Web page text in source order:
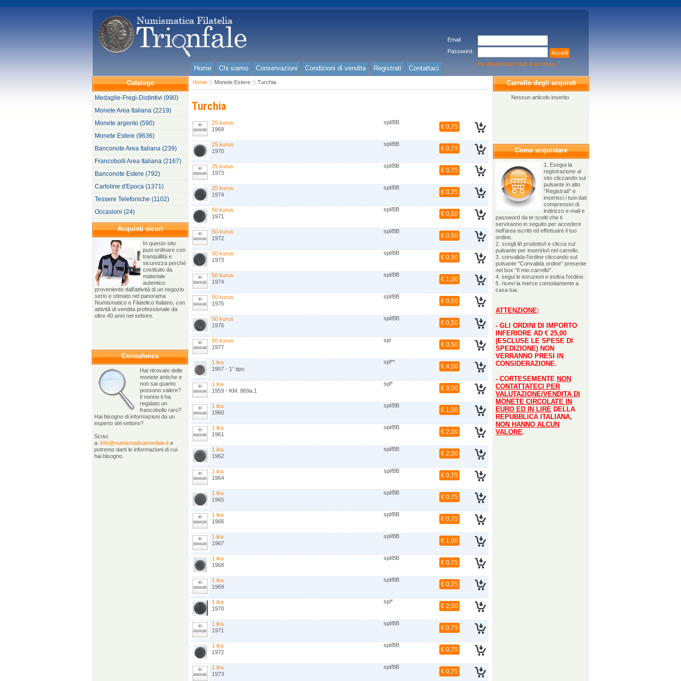
Email
Password
Accedi
Ha dimenticato i dati di accesso ?
Home Chi siamo Conservazioni Condizioni di vendita Registrati
Contattaci
Catalogo
Medaglie-Fregi-Distintivi (990)
Monete Area Italiana (2219)
Monete argento (590)
Monete Estere (9636)
Banconote Area Italiana (239)
Francobolli Area Italiana (2167)
Banconote Estere (792)
Cartoline d'Epoca (1371)
Tessere Telefoniche (1102)
Occasioni (24)
Acquisti sicuri
In questo sito
puoi ordinare con
tranquillità e
sicurezza perchè
costituito da
materiale
autentico
proveniente dall'attività di un negozio
serio e stimato nel panorama
Numismatico e Filatelico Italiano, con
attività di vendita professionale da
oltre 40 anni nel settore.
Consulenza
Hai ritrovato delle
monete antiche e
non sai quanto
possono valere?
Il nonno ti ha
regalato un
francobollo raro?
Hai bisogno di informazioni da un
esperto del settore?
Scrivi
a: info@numismaticatrionfale.it e
potremo darti le informazioni di cui
hai bisogno.
Carrello degli acquisti
Nessun articolo inserito
Come acquistare
1. Esegui la
registrazione al
sito cliccando sul
pulsante in alto
"Registrati" e
inserisci i tuoi dati
comprensivi di
indirizzo e-mail e
password da te scelti che ti
serviranno in seguito per accedere
nell'area iscritti ed effettuare il tuo
ordine.
2. scegli il/i prodotto/i e clicca sul
pulsante per inserirlo/i nel carrello.
3. convalida l'ordine cliccando sul
pulsante "Convalida ordine" presente
nel box "Il mio carrello".
4. segui le istruzioni e inoltra l'ordine.
5. ricevi la merce comodamente a
casa tua.
ATTENZIONE:
- GLI ORDINI DI IMPORTO
INFERIORE AD € 25,00
(ESCLUSE LE SPESE DI
SPEDIZIONE) NON
VERRANNO PRESI IN
CONSIDERAZIONE.
- CORTESEMENTE NON
CONTATTATECI PER
VALUTAZIONE/VENDITA DI
MONETE CIRCOLATE IN
EURO ED IN LIRE DELLA
REPUBBLICA ITALIANA,
NON HANNO ALCUN
VALORE.
Home Monete Estere Turchia
Turchia
25 kurus
spl/BB
1969
€ 0,75
25 kurus
spl/BB
1970
€ 0,75
25 kurus
spl/BB
1973
€ 0,75
25 kurus
spl/BB
1974
€ 0,75
50 kurus
spl/BB
1971
€ 0,50
50 kurus
spl/BB
1972
€ 0,50
50 kurus
spl/BB
1973
€ 0,50
50 kurus
spl/BB
1974
€ 1,00
50 kurus
spl/BB
1975
€ 0,50
50 kurus
spl/BB
1976
€ 0,50
50 kurus
spl
1977
€ 0,50
1 lira
spl**
1957 - 1° tipo
€ 4,00
1 lira
spl*
1959 - KM. 869a.1
€ 3,00
1 lira
spl/BB
1960
€ 1,00
1 lira
spl/BB
1961
€ 2,00
1 lira
spl/BB
1962
€ 2,00
1 lira
spl/BB
1964
€ 0,75
1 lira
spl/BB
1965
€ 0,75
1 lira
spl/BB
1966
€ 0,75
1 lira
spl/BB
1967
€ 1,00
1 lira
spl/BB
1968
€ 0,75
1 lira
spl/BB
1969
€ 0,75
1 lira
spl*
1970
€ 2,00
1 lira
spl/BB
1971
€ 0,75
1 lira
spl/BB
1972
€ 0,75
1 lira
spl/BB
1973
€ 0,75